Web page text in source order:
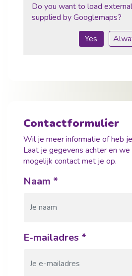
Do you want to load
supplied byGooglemaps?
Yes
Contactformulier
Wil je meer informatie of heb
Laat je gegevens achter en
mogelijk contact met je op.
Naam *
E-mailadres *